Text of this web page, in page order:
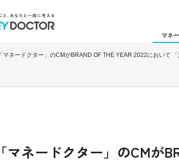
マネ
「マネードクター」のCMがBRAND OF THE YEAR 2022において
「マネードクター」のCMが